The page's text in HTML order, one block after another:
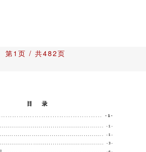
第1页 / 共482页